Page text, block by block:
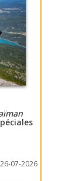
26-07-2026